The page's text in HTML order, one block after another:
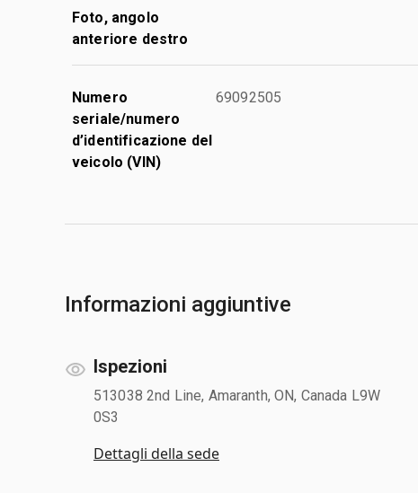
Foto, angolo
anteriore destro
Numero
seriale/numero
d’identificazione del
veicolo (VIN)
69092505
Informazioni aggiuntive
Ispezioni
513038 2nd Line, Amaranth, ON, Canada L9W
0S3
Dettagli della sede